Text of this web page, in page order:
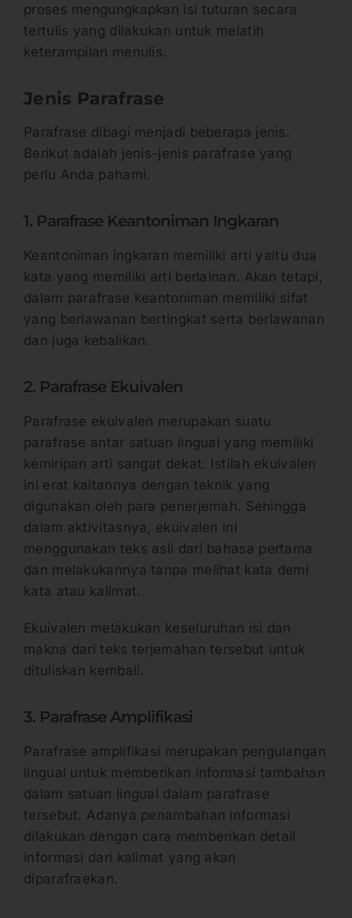
proses mengungkapkan isi tuturan secara
tertulis yang dilakukan untuk melatih
keterampilan menulis.
Jenis Parafrase
Parafrase dibagi menjadi beberapa jenis.
Berikut adalah jenis-jenis parafrase yang
perlu Anda pahami.
1. Parafrase Keantoniman Ingkaran
Keantoniman ingkaran memiliki arti yaitu dua
kata yang memiliki arti berlainan. Akan tetapi,
dalam parafrase keantoniman memiliki sifat
yang berlawanan bertingkat serta berlawanan
dan juga kebalikan.
2. Parafrase Ekuivalen
Parafrase ekuivalen merupakan suatu
parafrase antar satuan lingual yang memiliki
kemiripan arti sangat dekat. Istilah ekuivalen
ini erat kaitannya dengan teknik yang
digunakan oleh para penerjemah. Sehingga
dalam aktivitasnya, ekuivalen ini
menggunakan teks asli dari bahasa pertama
dan melakukannya tanpa melihat kata demi
kata atau kalimat.
Ekuivalen melakukan keseluruhan isi dan
makna dari teks terjemahan tersebut untuk
dituliskan kembali.
3. Parafrase Amplifikasi
Parafrase amplifikasi merupakan pengulangan
lingual untuk memberikan informasi tambahan
dalam satuan lingual dalam parafrase
tersebut. Adanya penambahan informasi
dilakukan dengan cara memberikan detail
informasi dari kalimat yang akan
diparafraekan.